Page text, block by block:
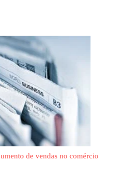
de vendas no comércio